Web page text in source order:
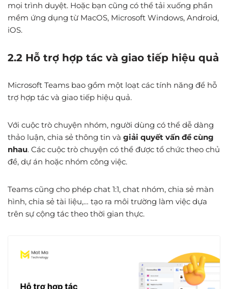
mọi trình duyệt. Hoặc bạn cũng có thể tải xuống phần
mềm ứng dụng từ MacOS, Microsoft Windows, Android,
iOS.
2.2 Hỗ trợ hợp tác và giao tiếp hiệu quả
Microsoft Teams bao gồm một loạt các tính năng để hỗ
trợ hợp tác và giao tiếp hiệu quả.
Với cuộc trò chuyện nhóm, người dùng có thể dễ dàng
thảo luận, chia sẻ thông tin và giải quyết vấn đề cùng
nhau. Các cuộc trò chuyện có thể được tổ chức theo chủ
đề, dự án hoặc nhóm công việc.
Teams cũng cho phép chat 1:1, chat nhóm, chia sẻ màn
hình, chia sẻ tài liệu,… tạo ra môi trường làm việc dựa
trên sự cộng tác theo thời gian thực.